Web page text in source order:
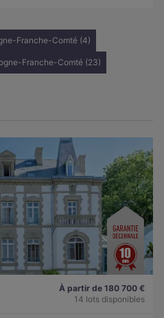
Franche-Comté (4)
Franche-Comté (23)
À partir de 180 700 €
14 lots disponibles